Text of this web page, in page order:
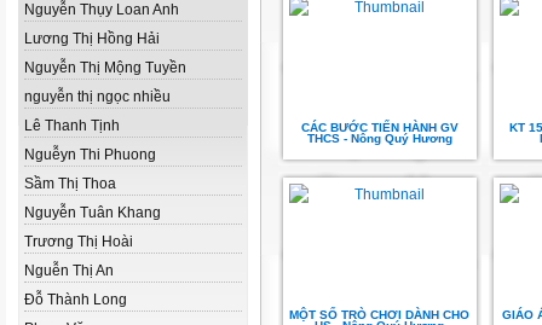
Nguyễn Thụy Loan Anh
Lương Thị Hồng Hải
Nguyễn Thị Mộng Tuyền
nguyễn thị ngọc nhiều
Lê Thanh Tịnh
Nguễyn Thi Phuong
Sầm Thị Thoa
Nguyễn Tuân Khang
Trương Thị Hoài
Nguễn Thị An
Đỗ Thành Long
CÁC BƯỚC TIẾN HÀNH GV
THCS - Nông Quý Hương
KT
MỘT SỐ TRÒ CHƠI DÀNH CHO
GIÁO